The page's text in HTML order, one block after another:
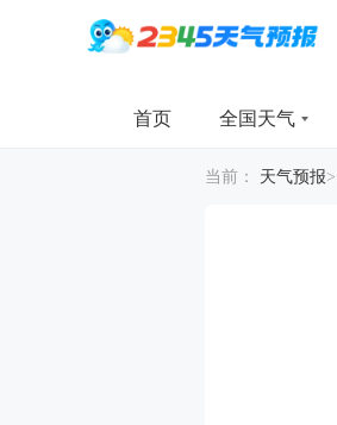
首页 全国天气
当前： 天气预报>